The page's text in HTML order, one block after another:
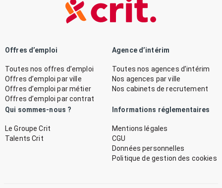
Offres d’emploi
Toutes nos offres d’emploi
Offres d’emploi par ville
Offres d’emploi par métier
Offres d’emploi par contrat
Agence d’intérim
Toutes nos agences d’intérim
Nos agences par ville
Nos cabinets de recrutement
Qui sommes-nous ?
Le Groupe Crit
Talents Crit
Informations réglementaires
Mentions légales
CGU
Données personnelles
Politique de gestion des cookies